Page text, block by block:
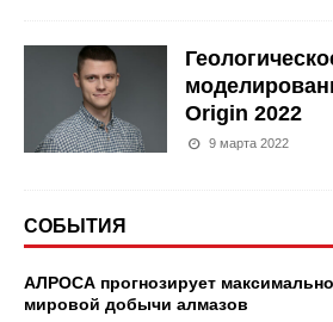
Origin 2022
9 марта 2022
СОБЫТИЯ
АЛРОСА прогнозирует
мировой добычи алмазов